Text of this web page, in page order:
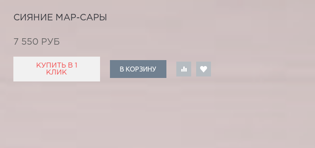
СИЯНИЕ МАР-САРЫ
7 550 РУБ
КУПИТЬ В 1
КЛИК
В КОРЗИНУ